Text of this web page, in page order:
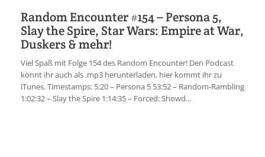
Random Encounter #154 – Persona 5,
Slay the Spire, Star Wars: Empire at War,
Duskers & mehr!
Viel Spaß mit Folge 154 des Random Encounter! Den Podcast
könnt ihr auch als .mp3 herunterladen, hier kommt ihr zu
iTunes. Timestamps: 5:20 – Persona 5 53:52 – Random-Rambling
1:02:32 – Slay the Spire 1:14:35 – Forced: Showd...